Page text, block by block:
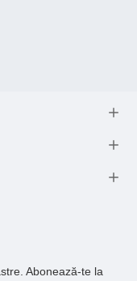
Abonează-te la